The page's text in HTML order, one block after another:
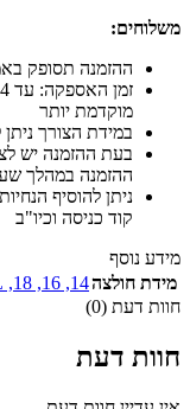
משלוחים:
ההזמנה תסופק
מוקדמת יותר
במידת הצורך
בעת ההזמנה יש
ההזמנה במהלך
ניתן להוסיף
קוד כניסה וכיו"ב
מידע נוסף
מידת חולצה14
,
16
,
18
,
חוות דעת (0)
חוות דעת